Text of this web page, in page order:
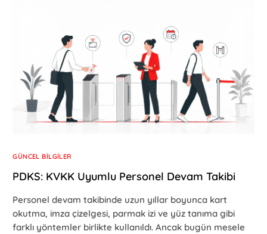
GÜNCEL BILGILER
PDKS: KVKK Uyumlu Personel Devam Takibi
Personel devam takibinde uzun yıllar boyunca kart
okutma, imza çizelgesi, parmak izi ve yüz tanıma gibi
farklı yöntemler birlikte kullanıldı. Ancak bugün mesele